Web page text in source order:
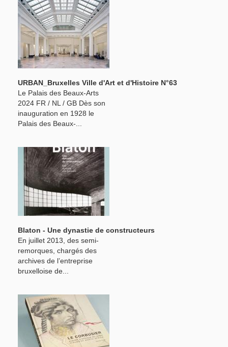
URBAN_Bruxelles Ville d'Art et d'Histoire N°63
Le Palais des Beaux-Arts
2024 FR / NL / GB Dès son
inauguration en 1928 le
Palais des Beaux-...
Blaton - Une dynastie de constructeurs
En juillet 2013, des semi-
remorques, chargés des
archives de l’entreprise
bruxelloise de...